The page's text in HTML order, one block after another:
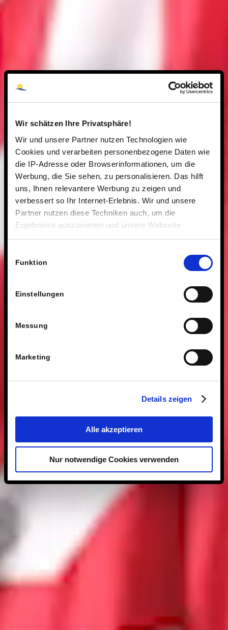
Wir schätzen Ihre Privatsphäre!
Wir und unsere Partner nutzen Technologien wie
Cookies und verarbeiten personenbezogene Daten wie
die IP-Adresse oder Browserinformationen, um die
Werbung, die Sie sehen, zu personalisieren. Das hilft
uns, Ihnen relevantere Werbung zu zeigen und
verbessert so Ihr Internet-Erlebnis. Wir und unsere
Partner nutzen diese Techniken auch, um die
Ergebnisse auszuwerten und unsere Webseite
anzupassen. Wir schätzen Ihre Privatsphäre. Daher
Technologien.
Funktion
Einstellungen
Messung
Marketing
Details zeigen
Alle akzeptieren
Nur notwendige Cookies verwenden